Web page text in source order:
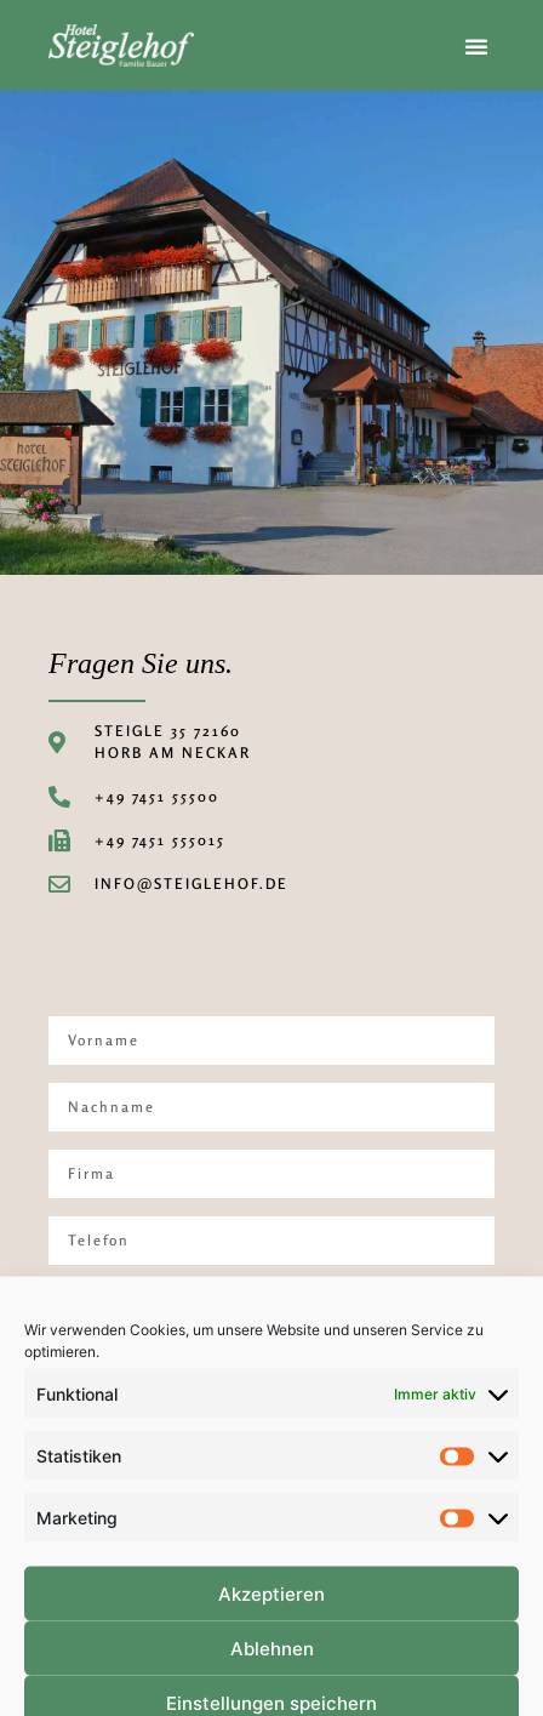
Wir verwenden Cookies, um unsere Website und unseren Service zu
optimieren.
Funktional Immer aktiv
Statistiken
Marketing
Akzeptieren
Ablehnen
Einstellungen speichern
Fragen Sie uns.
STEIGLE 35 72160
HORB AM NECKAR
+49 7451 55500
+49 7451 555015
INFO@STEIGLEHOF.DE
ANFRAGE ERHOBEN UND VERARBEITET WERDEN. DIE DATEN
ANFRAGE GELÖSCHT. HINWEIS: SIE KÖNNEN IHRE
EINWILLIGUNG JEDERZEIT FÜR DIE ZUKUNFT PER E-MAIL
WIDERRUFEN. DETAILLIERTE INFORMATIONEN ZUM UMGANG
MIT NUTZERDATEN FINDEN SIE IN UNSERER
DATENSCHUTZERKLÄRUNG*